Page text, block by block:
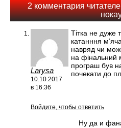
2 комментария
Larysa
10.10.2017
в 16:36
Тітка не дуже
катанння
навряд чи
на фінальний
програш був
почекати до
Войдите, чтобы ответить
Ну да и